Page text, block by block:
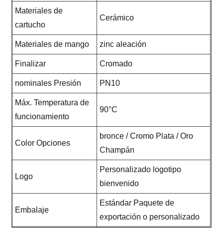
Materiales de
cartucho
Cerámico
Materiales de mango zinc aleación
Finalizar Cromado
nominales Presión PN10
Máx. Temperatura de
funcionamiento
90°C
Color Opciones
bronce / Cromo Plata / Oro
Champán
Logo
Personalizado logotipo
bienvenido
Embalaje
Estándar Paquete de
exportación o personalizado